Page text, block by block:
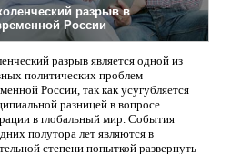
разрыв в
России
разрыв является одной из
политических проблем
России, так как усугубляется
разницей в вопросе
в глобальный мир. События
полутора лет являются в
степени попыткой развернуть